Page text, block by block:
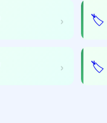
› 🏷️
› 🏷️